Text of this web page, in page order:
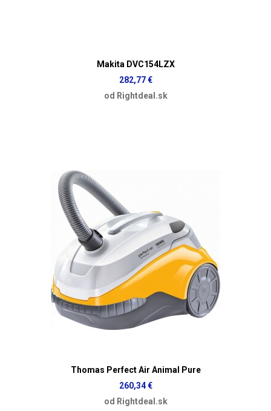
Makita DVC154LZX
282,77 €
od Rightdeal.sk
Thomas Perfect Air Animal Pure
260,34 €
od Rightdeal.sk